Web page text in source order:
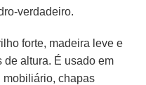
verdadeiro.
forte, madeira leve e
de altura. É usado em
mobiliário, chapas